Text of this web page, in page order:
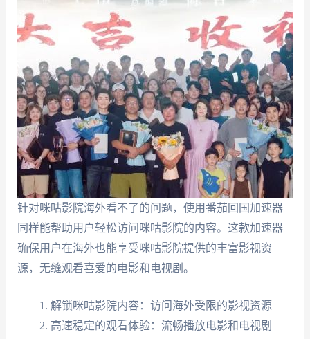
针对咪咕影院海外看不了的问题，使用番茄回国加速器
同样能帮助用户轻松访问咪咕影院的内容。这款加速器
确保用户在海外也能享受咪咕影院提供的丰富影视资
源，无缝观看喜爱的电影和电视剧。
解锁咪咕影院内容：访问海外受限的影视资源
高速稳定的观看体验：流畅播放电影和电视剧